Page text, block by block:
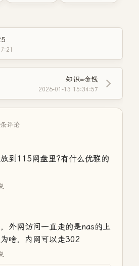
知识=金钱
2026-01-13 15:34:57
评论
到115网盘里?有什么优雅的
外网访问一直走的是nas的上
啥，内网可以走302